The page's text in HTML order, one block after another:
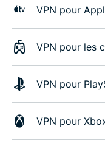
VPN pour
VPN pour les
VPN pour
VPN pour